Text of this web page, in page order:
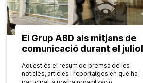
El Grup ABD als mitjans de
comunicació durant el juliol
Aquest és el resum de premsa de les
notícies, articles i reportatges en què ha